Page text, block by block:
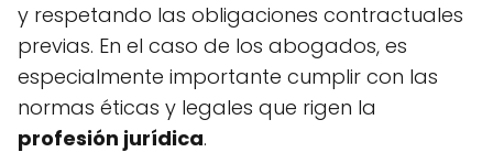
y respetando las obligaciones contractuales
previas. En el caso de los abogados, es
especialmente importante cumplir con las
normas éticas y legales que rigen la
profesión jurídica.